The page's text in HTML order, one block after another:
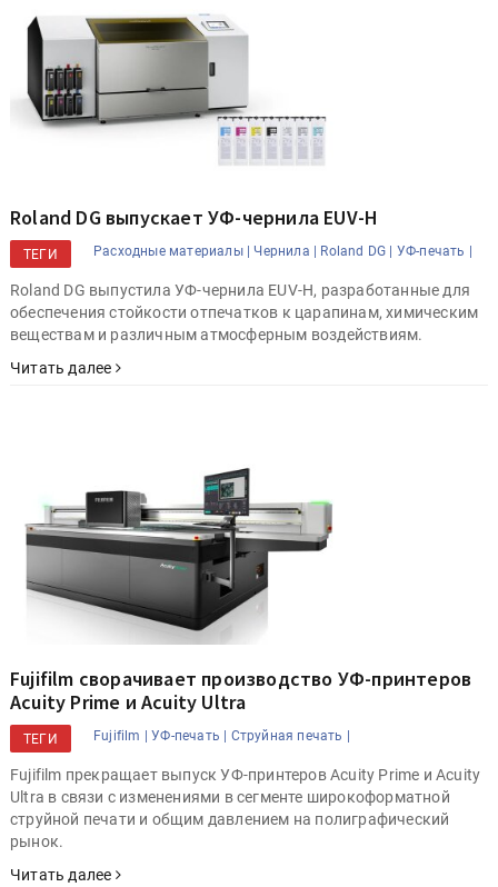
Roland DG выпускает УФ-чернила EUV-H
ТЕГИ Расходные материалы | Чернила | Roland DG | УФ-печать |
Roland DG выпустила УФ-чернила EUV-H, разработанные для
обеспечения стойкости отпечатков к царапинам, химическим
веществам и различным атмосферным воздействиям.
Читать далее
Fujifilm сворачивает производство УФ-принтеров
Acuity Prime и Acuity Ultra
ТЕГИ Fujifilm | УФ-печать | Струйная печать |
Fujifilm прекращает выпуск УФ-принтеров Acuity Prime и Acuity
Ultra в связи с изменениями в сегменте широкоформатной
струйной печати и общим давлением на полиграфический
рынок.
Читать далее